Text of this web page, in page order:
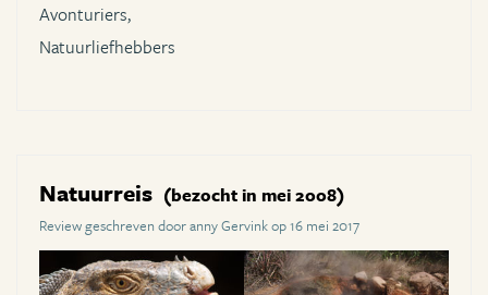
Avonturiers,
Natuurliefhebbers
Natuurreis (bezocht in mei 2008)
Review geschreven door anny Gervink op 16 mei 2017